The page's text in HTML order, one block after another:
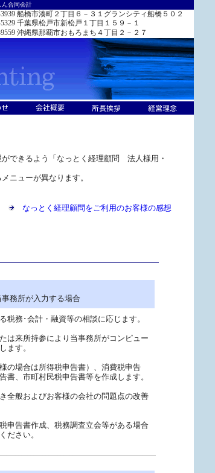
ん合同会計
船橋市湊町２丁目６－３１グランシティ船橋５０２
千葉県松戸市新松戸１丁目１５９－１
沖縄県那覇市おもろまち４丁目２－２７
できるよう「なっとく経理顧問 法人様用・
ニューが異なります。
なっとく経理顧問をご利用のお客様の感想
務所が入力する場合
税務･会計・融資等の相談に応じます。
は来所持参により当事務所がコンピュー
ます。
の場合は所得税申告書）、消費税申告
書、市町村民税申告書等を作成します。
全般およびお客様の会社の問題点の改善
申告書作成、税務調査立会等がある場合
ださい。